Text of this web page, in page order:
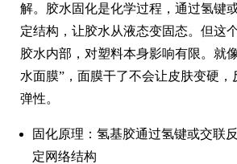
解。胶水固化是化学过程，通过氢键
定结构，让胶水从液态变固态。但这
胶水内部，对塑料本身影响有限。就
水面膜”，面膜干了不会让皮肤变硬
弹性。
固化原理：氢基胶通过氢键或交联
定网络结构